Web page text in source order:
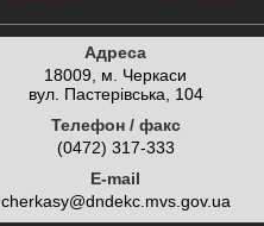
Адреса
18009, м. Черкаси
вул. Пастерівська, 104
Телефон / факс
(0472) 317-333
E-mail
cherkasy@dndekc.mvs.gov.ua